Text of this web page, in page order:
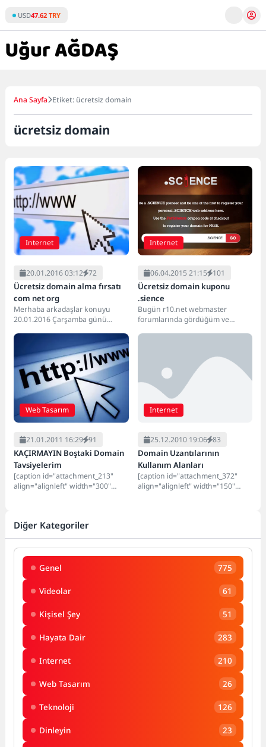
content
USD47.62 TRY
Ana Sayfa Etiket: ücretsiz domain
ücretsiz domain
Internet
20.01.2016 03:12 72
Ücretsiz domain alma fırsatı
com net org
Merhaba arkadaşlar konuyu
20.01.2016 Çarşamba günü
kadar süreceğini bilmiyorum.
Easyname adında...
Internet
06.04.2015 21:15 101
Ücretsiz domain kuponu
.sience
Bugün r10.net webmaster
forumlarında gördüğüm ve
aldığım ücretsiz .science uzantılı
Web Tasarım
21.01.2011 16:29 91
KAÇIRMAYIN Boştaki Domain
Tavsiyelerim
[caption id="attachment_213"
align="alignleft" width="300"
Internet
25.12.2010 19:06 83
Domain Uzantılarının
Kullanım Alanları
[caption id="attachment_372"
align="alignleft" width="150"
Diğer Kategoriler
Genel 775
Videolar 61
Kişisel Şey 51
Hayata Dair 283
Internet 210
Web Tasarım 26
Teknoloji 126
Dinleyin 23